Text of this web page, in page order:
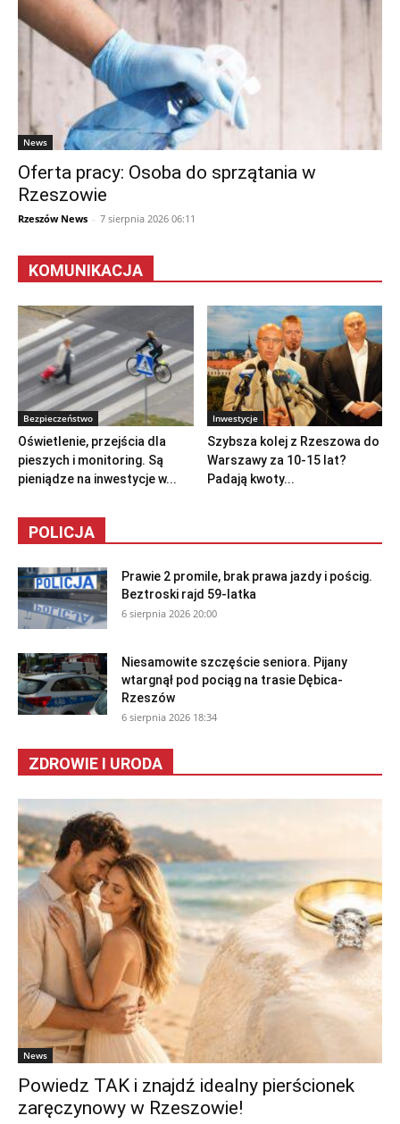
News
Oferta pracy: Osoba do sprzątania w
Rzeszowie
Rzeszów News - 7 sierpnia 2026 06:11
KOMUNIKACJA
Bezpieczeństwo
Oświetlenie, przejścia dla
pieszych i monitoring. Są
pieniądze na inwestycje w...
Inwestycje
Szybsza kolej z Rzeszowa do
Warszawy za 10-15 lat?
Padają kwoty...
POLICJA
Prawie 2 promile, brak prawa jazdy i pościg.
Beztroski rajd 59-latka
6 sierpnia 2026 20:00
Niesamowite szczęście seniora. Pijany
wtargnął pod pociąg na trasie Dębica-
Rzeszów
6 sierpnia 2026 18:34
ZDROWIE I URODA
News
Powiedz TAK i znajdź idealny pierścionek
zaręczynowy w Rzeszowie!